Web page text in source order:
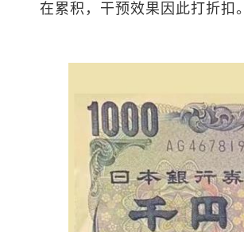
在累积，干预效果因此打折扣。